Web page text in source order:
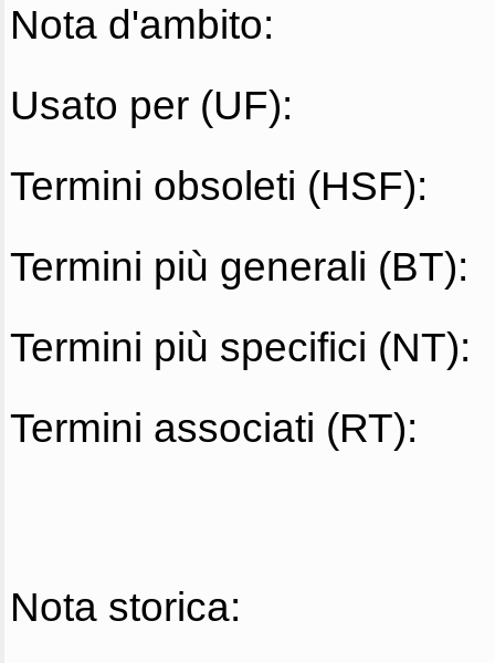
Nota d'ambito:
Usato per (UF):
Termini obsoleti (HSF):
Termini più generali (BT):
Termini più specifici (NT):
Termini associati (RT):
Nota storica: